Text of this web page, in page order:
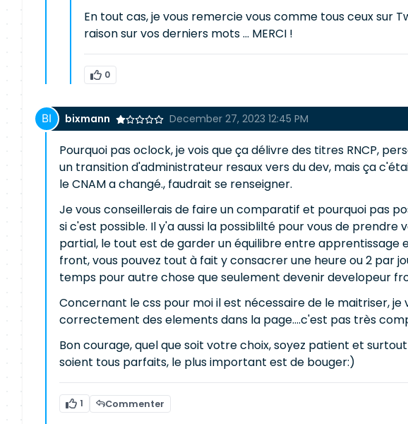
En tout cas, je vous remercie vous comme tous ceux sur
raison sur vos derniers mots ... MERCI !
0
bixmann December 27, 2023 12:45 PM
Pourquoi pas oclock, je vois que ça délivre des titres RNCP,
un transition d'administrateur resaux vers du dev, mais ça
le CNAM a changé., faudrait se renseigner.
Je vous conseillerais de faire un comparatif et pourquoi pas
si c'est possible. Il y'a aussi la possiblilté pour vous de
partial, le tout est de garder un équilibre entre apprentissage
front, vous pouvez tout à fait y consacrer une heure ou 2 par
temps pour autre chose que seulement devenir developeur
Concernant le css pour moi il est nécessaire de le maitriser,
correctement des elements dans la page....c'est pas très
Bon courage, quel que soit votre choix, soyez patient et
soient tous parfaits, le plus important est de bouger:)
1 Commenter